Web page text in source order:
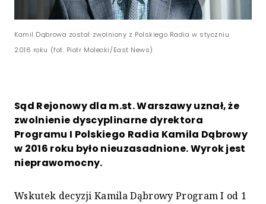
Kamil Dąbrowa został zwolniony z Polskiego Radia w styczniu
2016 roku (fot. Piotr Molecki/East News)
Sąd Rejonowy dla m.st. Warszawy uznał, że
zwolnienie dyscyplinarne dyrektora
Programu I Polskiego Radia Kamila Dąbrowy
w 2016 roku było nieuzasadnione. Wyrok jest
nieprawomocny.
Wskutek decyzji Kamila Dąbrowy Program I od 1